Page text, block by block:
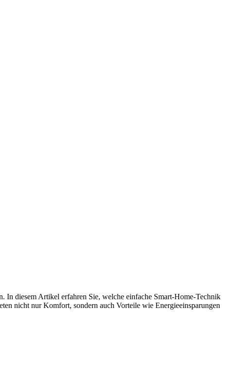
In diesem Artikel erfahren Sie, welche einfache Smart-Home-Technik
nicht nur Komfort, sondern auch Vorteile wie Energieeinsparungen